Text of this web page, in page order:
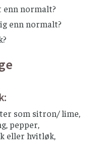
enn normalt?
enn normalt?
som sitron/ lime,
pepper,
eller hvitløk,